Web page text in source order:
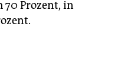
70 Prozent, in